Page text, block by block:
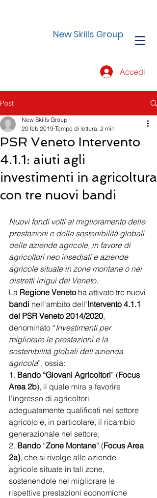
New Skills Group
Accedi
Post
PSR Veneto Intervento
4.1.1: aiuti agli
investimenti in agricoltura
con tre nuovi bandi
New Skills Group
20 feb 2019 Tempo di lettura: 2 min
Nuovi fondi volti al miglioramento delle
prestazioni e della sostenibilità globali
delle aziende agricole, in favore di
agricoltori neo insediati e aziende
agricole situate in zone montane o nei
distretti irrigui del Veneto.
La Regione Veneto ha attivato tre nuovi
bandi nell'ambito dell’Intervento 4.1.1
del PSR Veneto 2014/2020,
denominato “Investimenti per
migliorare le prestazioni e la
sostenibilità globali dell’azienda
agricola”, ossia:
1. Bando “Giovani Agricoltori” (Focus
Area 2b), il quale mira a favorire
l'ingresso di agricoltori
adeguatamente qualificati nel settore
agricolo e, in particolare, il ricambio
generazionale nel settore;
2. Bando “Zone Montane” (Focus Area
2a), che si rivolge alle aziende
agricole situate in tali zone,
sostenendole nel migliorare le
rispettive prestazioni economiche